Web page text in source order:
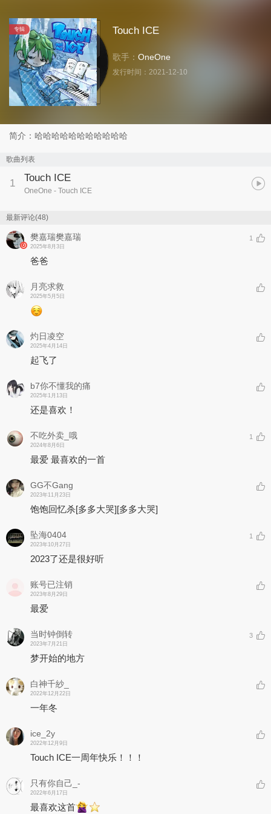
专辑 Touch ICE
歌手： OneOne
发行时间： 2021-12-10
简介：哈哈哈哈哈哈哈哈哈哈哈
歌曲列表
1 Touch ICE
OneOne - Touch ICE
最新评论(48)
樊嘉瑞樊嘉瑞
2025年8月3日
1
爸爸
月亮求救
2025年5月5日
灼日凌空
2025年4月14日
起飞了
b7你不懂我的痛
2025年1月13日
还是喜欢！
不吃外卖_哦
2024年8月6日
1
最爱 最喜欢的一首
GG不Gang
2023年11月23日
饱饱回忆杀[多多大哭][多多大哭]
坠海0404
2023年10月27日
1
2023了还是很好听
账号已注销
2023年8月29日
最爱
当时钟倒转
2023年7月21日
3
梦开始的地方
白神千紗_
2022年12月22日
一年冬
ice_2y
2022年12月9日
Touch ICE一周年快乐！！！
只有你自己_-
2022年6月17日
最喜欢这首